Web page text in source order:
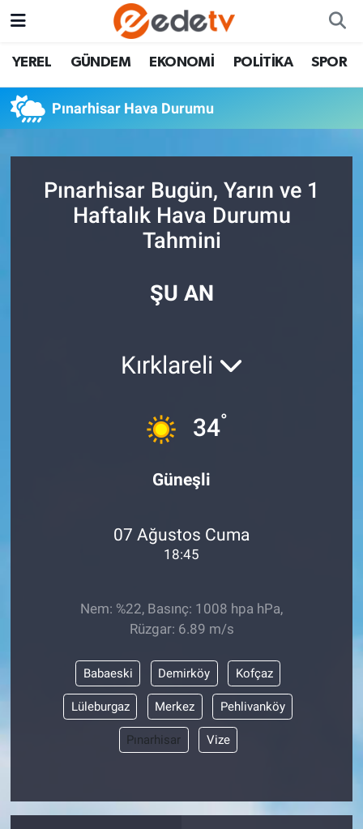
YEREL GÜNDEM EKONOMİ POLİTİKA SPOR
Pınarhisar Hava Durumu
Pınarhisar Bugün, Yarın ve 1
Haftalık Hava Durumu
Tahmini
ŞU AN
Kırklareli
34°
Güneşli
07 Ağustos Cuma
18:45
Nem: %22, Basınç: 1008 hpa hPa,
Rüzgar: 6.89 m/s
Babaeski Demirköy Kofçaz
Lüleburgaz Merkez Pehlivanköy
Pınarhisar Vize